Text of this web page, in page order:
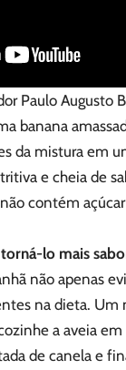
Paulo Augusto
banana
da mistura em
e cheia de
contém
lo mais
não apenas
na dieta.
a aveia
de canela e